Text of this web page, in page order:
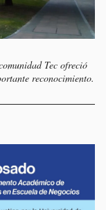
Tec ofreció
reconocimiento.